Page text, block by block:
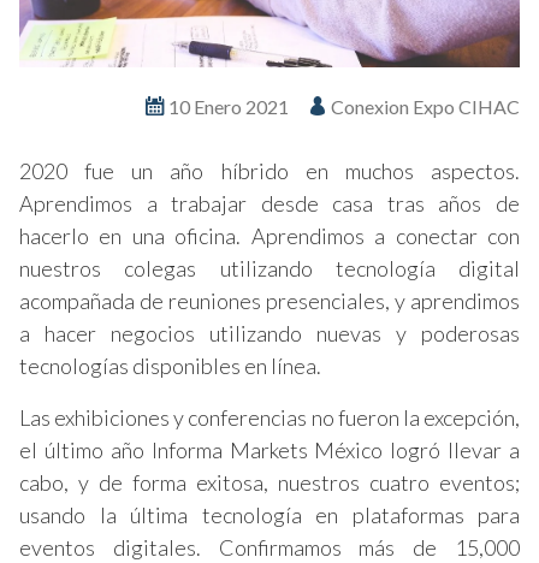
10 Enero 2021 Conexion Expo CIHAC
2020 fue un año híbrido en muchos aspectos.
Aprendimos a trabajar desde casa tras años de
hacerlo en una oficina. Aprendimos a conectar con
nuestros colegas utilizando tecnología digital
acompañada de reuniones presenciales, y aprendimos
a hacer negocios utilizando nuevas y poderosas
tecnologías disponibles en línea.
Las exhibiciones y conferencias no fueron la excepción,
el último año Informa Markets México logró llevar a
cabo, y de forma exitosa, nuestros cuatro eventos;
usando la última tecnología en plataformas para
eventos digitales. Confirmamos más de 15,000